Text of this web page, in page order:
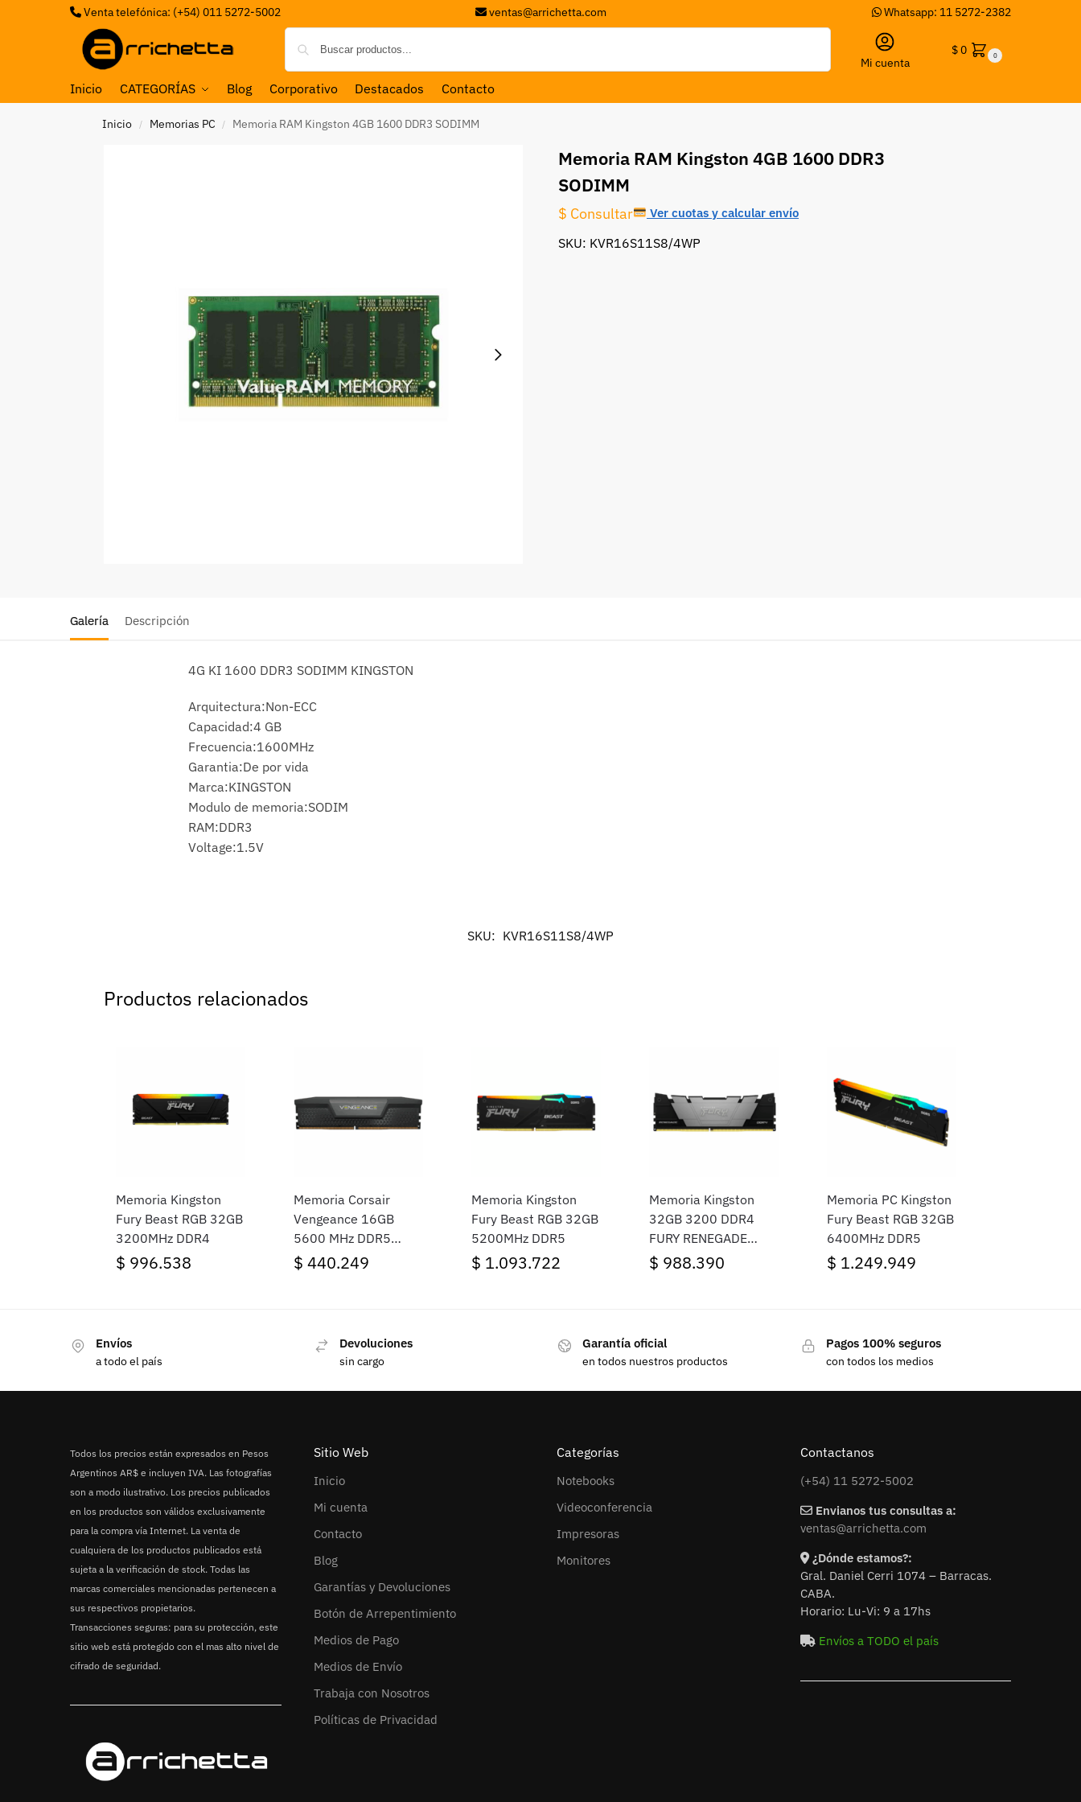
Venta telefónica: (+54) 011 5272-5002 ventas@arrichetta.com Whatsapp: 11 5272-2382
Mi cuenta
$0 0
Inicio CATEGORÍAS Blog Corporativo Destacados Contacto
Inicio / Memorias PC / Memoria RAM Kingston 4GB 1600 DDR3 SODIMM
Memoria RAM Kingston 4GB 1600 DDR3
SODIMM
$ Consultar
Ver cuotas y calcular envío
SKU: KVR16S11S8/4WP
Galería Descripción
4G KI 1600 DDR3 SODIMM KINGSTON
Arquitectura:Non-ECC
Capacidad:4 GB
Frecuencia:1600MHz
Garantia:De por vida
Marca:KINGSTON
Modulo de memoria:SODIM
RAM:DDR3
Voltage:1.5V
SKU: KVR16S11S8/4WP
Productos relacionados
Memoria Kingston
Fury Beast RGB 32GB
3200MHz DDR4
$ 996.538
Memoria Corsair
Vengeance 16GB
5600 MHz DDR5
Black
$ 440.249
Memoria Kingston
Fury Beast RGB 32GB
5200MHz DDR5
$ 1.093.722
Memoria Kingston
32GB 3200 DDR4
FURY RENEGADE
BLACK
$ 988.390
Memoria PC Kingston
Fury Beast RGB 32GB
6400MHz DDR5
$ 1.249.949
Envíos
a todo el país
Devoluciones
sin cargo
Garantía oficial
en todos nuestros productos
Pagos 100% seguros
con todos los medios
Todos los precios están expresados en Pesos
Argentinos AR$ e incluyen IVA. Las fotografías
son a modo ilustrativo. Los precios publicados
en los productos son válidos exclusivamente
para la compra vía Internet. La venta de
cualquiera de los productos publicados está
sujeta a la verificación de stock. Todas las
marcas comerciales mencionadas pertenecen a
sus respectivos propietarios.
Transacciones seguras: para su protección, este
sitio web está protegido con el mas alto nivel de
cifrado de seguridad.
Sitio Web
Inicio
Mi cuenta
Contacto
Blog
Garantías y Devoluciones
Botón de Arrepentimiento
Medios de Pago
Medios de Envío
Trabaja con Nosotros
Políticas de Privacidad
Categorías
Notebooks
Videoconferencia
Impresoras
Monitores
Contactanos
(+54) 11 5272-5002
Envianos tus consultas a:
ventas@arrichetta.com
¿Dónde estamos?:
Gral. Daniel Cerri 1074 – Barracas.
CABA.
Horario: Lu-Vi: 9 a 17hs
Envíos a TODO el país